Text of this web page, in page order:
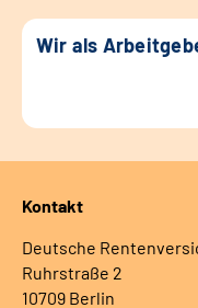
Wir als
Kontakt
Deutsche
Ruhrstraße 2
10709 Berlin